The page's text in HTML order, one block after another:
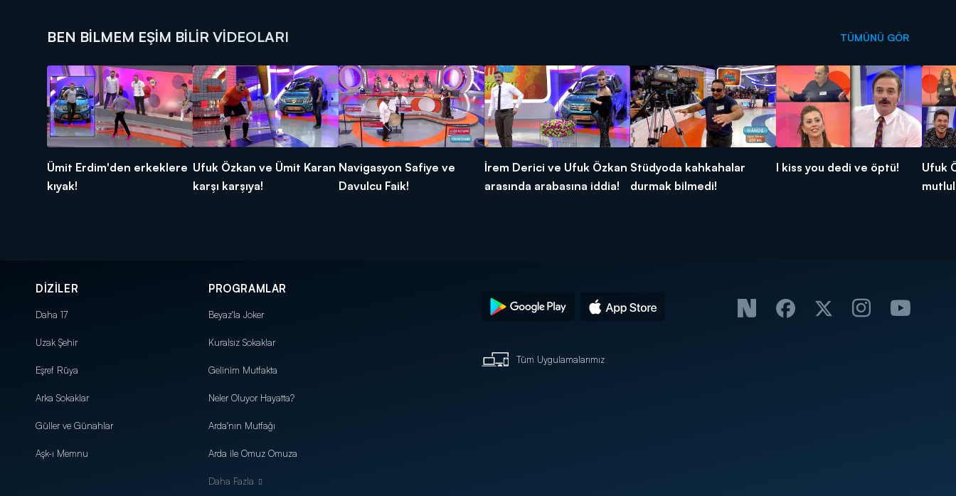
BEN BILMEM EŞIM BILIR VIDEOLARI TÜMÜNÜ GÖR
Ümit Erdim'den erkeklere
kıyak!
Ufuk Özkan ve Ümit Karan
karşı karşıya!
Navigasyon Safiye ve
Davulcu Faik!
İrem Derici ve Ufuk Özkan
arasında arabasına iddia!
Stüdyoda kahkahalar
durmak bilmedi!
I kiss you dedi ve öptü!
Ufuk
DİZİLER
Daha 17
Uzak Şehir
Eşref Rüya
Arka Sokaklar
Güller ve Günahlar
Aşk-ı Memnu
PROGRAMLAR
Beyaz'la Joker
Kuralsız Sokaklar
Gelinim Mutfakta
Neler Oluyor Hayatta?
Arda'nın Mutfağı
Arda ile Omuz Omuza
Daha Fazla
Tüm Uygulamalarımız